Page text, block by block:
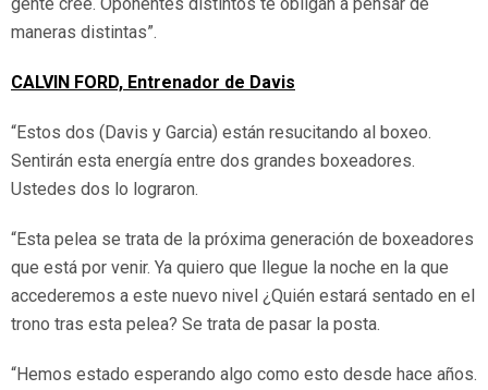
maneras distintas”.
CALVIN FORD, Entrenador de Davis
“Estos dos (Davis y Garcia) están resucitando al boxeo.
Sentirán esta energía entre dos grandes boxeadores.
Ustedes dos lo lograron.
“Esta pelea se trata de la próxima generación de boxeadores
que está por venir. Ya quiero que llegue la noche en la que
accederemos a este nuevo nivel ¿Quién estará sentado en el
trono tras esta pelea? Se trata de pasar la posta.
“Hemos estado esperando algo como esto desde hace años.